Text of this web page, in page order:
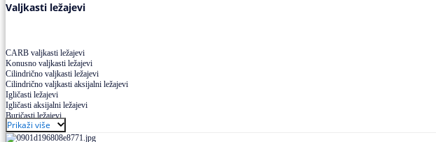
Valjkasti ležajevi
CARB valjkasti ležajevi
Konusno valjkasti ležajevi
Cilindrično valjkasti ležajevi
Cilindrično valjkasti aksijalni ležajevi
Igličasti ležajevi
Igličasti aksijalni ležajevi
Buričasti ležajevi
Buričasti zaptiveni ležajevi
Buričasti aksijalni ležajevi
Prikaži više